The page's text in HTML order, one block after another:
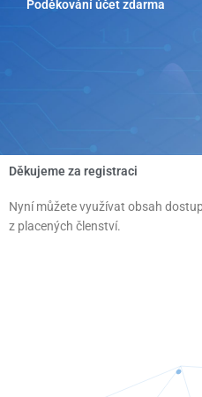
PřeskočitPoděkování účet zdarma
Děkujeme za registraci
Nyní můžete využívat obsah
z placených členství.